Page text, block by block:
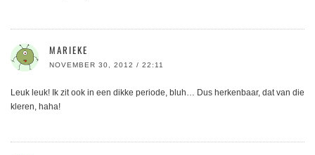
MARIEKE
NOVEMBER 30, 2012 / 22:11
Leuk leuk! Ik zit ook in een dikke periode, bluh… Dus herkenbaar, dat van die
kleren, haha!